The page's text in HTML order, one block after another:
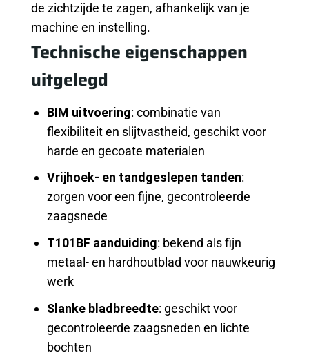
de zichtzijde te zagen, afhankelijk van je
machine en instelling.
Technische eigenschappen
uitgelegd
BIM uitvoering: combinatie van
flexibiliteit en slijtvastheid, geschikt voor
harde en gecoate materialen
Vrijhoek- en tandgeslepen tanden:
zorgen voor een fijne, gecontroleerde
zaagsnede
T101BF aanduiding: bekend als fijn
metaal- en hardhoutblad voor nauwkeurig
werk
Slanke bladbreedte: geschikt voor
gecontroleerde zaagsneden en lichte
bochten